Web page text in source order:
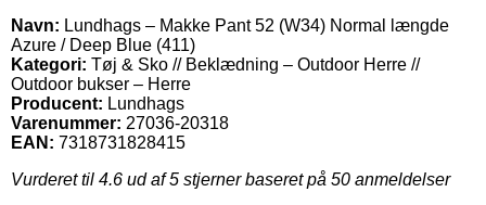
Navn: Lundhags – Makke Pant 52 (W34) Normal længde
Azure / Deep Blue (411)
Kategori: Tøj & Sko // Beklædning – Outdoor Herre //
Outdoor bukser – Herre
Producent: Lundhags
Varenummer: 27036-20318
EAN: 7318731828415
Vurderet til 4.6 ud af 5 stjerner baseret på 50 anmeldelser